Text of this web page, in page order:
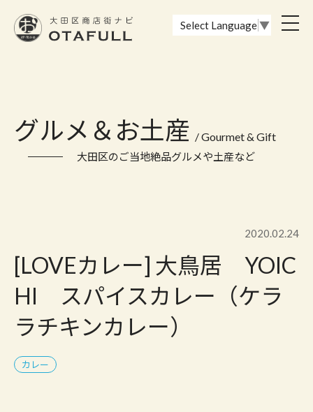
Select Language ▼
グルメ＆お土産 / Gourmet & Gift
大田区のご当地絶品グルメや土産など
2020.02.24
[LOVEカレー] 大鳥居 YOIC
HI スパイスカレー（ケラ
ラチキンカレー）
カレー